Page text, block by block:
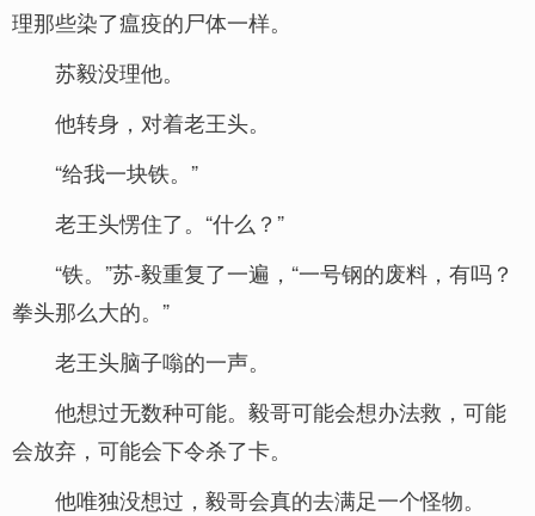
理那些染了瘟疫的尸体一样。
苏毅没理他。
他转身，对着老王头。
“给我一块铁。”
老王头愣住了。“什么？”
“铁。”苏-毅重复了一遍，“一号钢的废料，有吗？
拳头那么大的。”
老王头脑子嗡的一声。
他想过无数种可能。毅哥可能会想办法救，可能
会放弃，可能会下令杀了卡。
他唯独没想过，毅哥会真的去满足一个怪物。